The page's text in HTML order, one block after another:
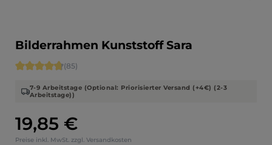
Bilderrahmen Kunststoff Sara
Regulärer Preis:
19,85 €
Preise inkl. MwSt. zzgl. Versandkosten
Durchschnittliche Bewertung von 4.71 von 5 Sternen
(85)
7-9 Arbeitstage (Optional: Priorisierter Versand (+4€) (2-3
Arbeitstage))